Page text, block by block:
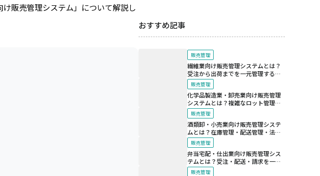
販売管理システム」について解説し
おすすめ記事
販売管理
繊維業向け販売管理システムとは？
受注から出荷までを一元管理する仕
組み
販売管理
化学品製造業・卸売業向け販売管理
システムとは？複雑なロット管理と
法規制対応を支える仕組み
販売管理
酒類卸・小売業向け販売管理システ
ムとは？在庫管理・配送管理・法令
対応を効率化する仕組み
販売管理
弁当宅配・仕出業向け販売管理シス
テムとは？受注・配送・請求を一元
化する仕組み
販売管理